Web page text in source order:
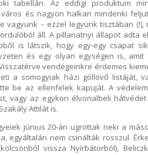
tabellán. Az eddigi produktum
és nagyon halkan mindenki
vagyunk – ezzel legyünk tisztában
áll. A pillanatnyi állapot adta
is látszik, hogy egy-egy csapat
és egy olyan egységen is,
vendégeinkre érdemes
a somogyiak házi góllövő listáját,
be az ellenfelek kapuját. A
vagy az egykori élvonalbeli
Attilát is.
június 20-án ugrottak neki a
egyáltalán nem csinálták rosszul.
vissza Nyírbátorból),